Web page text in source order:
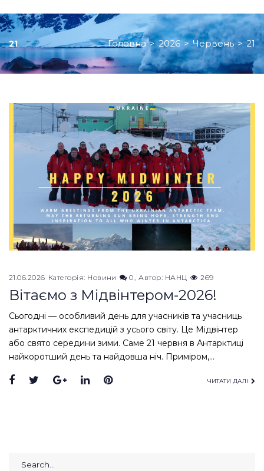
21 Головна > 2026 > Червень > 21
День:
21.06.2026
21.06.2026 Категорія: Новини 0 Автор: НАНЦ 269
Вітаємо з Мідвінтером-2026!
Сьогодні — особливий день для учасників та учасниць
антарктичних експедицій з усього світу. Це Мідвінтер
або свято середини зими. Саме 21 червня в Антарктиці
найкоротший день та найдовша ніч. Приміром,…
Facebook
TwitterGoogle+
LinkedInPinterest ЧИТАТИ ДАЛІ
Search